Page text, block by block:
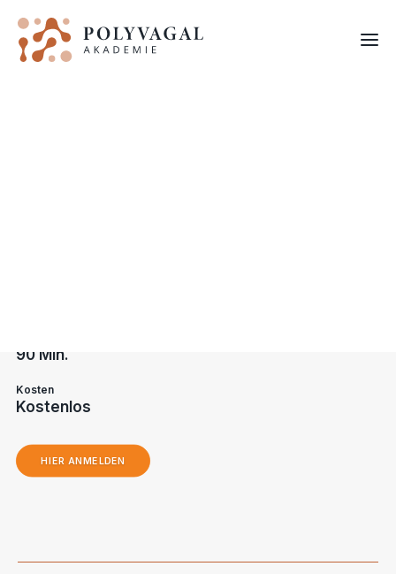
90 Min.
Kosten
Kostenlos
HIER ANMELDEN